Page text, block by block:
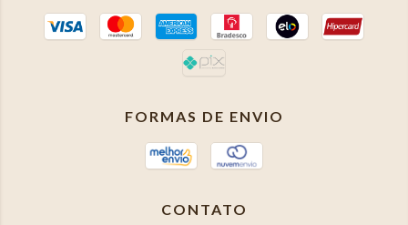
FORMAS DE ENVIO
CONTATO